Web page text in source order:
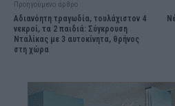
Προηγούμενο άρθρο
Αδιανόητη τραγωδία, τουλάχιστον 4
νεκροί, τα 2 παιδιά: Σύγκρουση
Νταλίκας με 3 αυτοκίνητα, θρήνος
στη χώρα